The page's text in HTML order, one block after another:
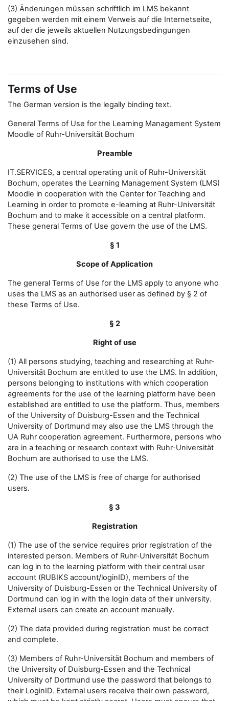
(3) Änderungen müssen schriftlich im LMS bekannt
gegeben werden mit einem Verweis auf die Internetseite,
auf der die jeweils aktuellen Nutzungsbedingungen
einzusehen sind.
Terms of Use
The German version is the legally binding text.
General Terms of Use for the Learning Management System
Moodle of Ruhr-Universität Bochum
Preamble
IT.SERVICES, a central operating unit of Ruhr-Universität
Bochum, operates the Learning Management System (LMS)
Moodle in cooperation with the Center for Teaching and
Learning in order to promote e-learning at Ruhr-Universität
Bochum and to make it accessible on a central platform.
These general Terms of Use govern the use of the LMS.
§ 1
Scope of Application
The general Terms of Use for the LMS apply to anyone who
uses the LMS as an authorised user as defined by § 2 of
these Terms of Use.
§ 2
Right of use
(1) All persons studying, teaching and researching at Ruhr-
Universität Bochum are entitled to use the LMS. In addition,
persons belonging to institutions with which cooperation
agreements for the use of the learning platform have been
established are entitled to use the platform. Thus, members
of the University of Duisburg-Essen and the Technical
University of Dortmund may also use the LMS through the
UA Ruhr cooperation agreement. Furthermore, persons who
are in a teaching or research context with Ruhr-Universität
Bochum are authorised to use the LMS.
(2) The use of the LMS is free of charge for authorised
users.
§ 3
Registration
(1) The use of the service requires prior registration of the
interested person. Members of Ruhr-Universität Bochum
can log in to the learning platform with their central user
account (RUBIKS account/loginID), members of the
University of Duisburg-Essen or the Technical University of
Dortmund can log in with the login data of their university.
External users can create an account manually.
(2) The data provided during registration must be correct
and complete.
(3) Members of Ruhr-Universität Bochum and members of
the University of Duisburg-Essen and the Technical
University of Dortmund use the password that belongs to
their LoginID. External users receive their own password,